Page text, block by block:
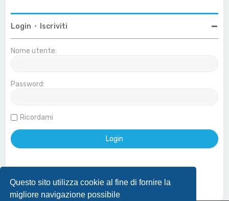
Questo sito utilizza cookie al fine di fornire la
migliore navigazione possibile
Login • Iscriviti
Nome utente:
Password:
Ricordami
Effettua login con account Google